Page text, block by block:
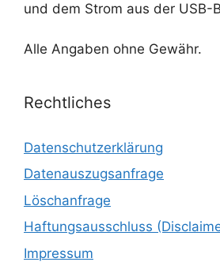
und dem Strom aus der USB-
Alle Angaben ohne Gewähr.
Rechtliches
Datenschutzerklärung
Datenauszugsanfrage
Löschanfrage
Haftungsausschluss
Impressum